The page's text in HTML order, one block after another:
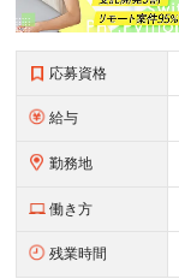
応募資格
給与
勤務地
働き方
残業時間